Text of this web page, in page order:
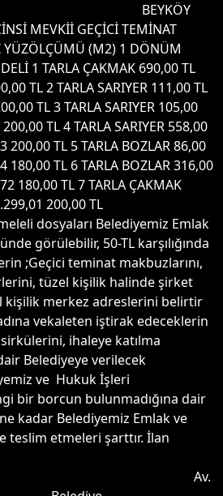
BEYKÖY
MEVKİİ GEÇİCİ TEMİNAT
YÜZÖLÇÜMÜ (M2) 1 DÖNÜM
1 TARLA ÇAKMAK 690,00 TL
TL 2 TARLA SARIYER 111,00 TL
TL 3 TARLA SARIYER 105,00
TL 4 TARLA SARIYER 558,00
200,00 TL 5 TARLA BOZLAR 86,00
180,00 TL 6 TARLA BOZLAR 316,00
180,00 TL 7 TARLA ÇAKMAK
200,00 TL
dosyaları Belediyemiz Emlak
görülebilir, 50-TL karşılığında
;Geçici teminat makbuzlarını,
tüzel kişilik halinde şirket
kişilik merkez adreslerini belirtir
vekaleten iştirak edeceklerin
ihaleye katılma
Belediyeye verilecek
ve Hukuk İşleri
bir borcun bulunmadığına dair
kadar Belediyemiz Emlak ve
etmeleri şarttır. İlan